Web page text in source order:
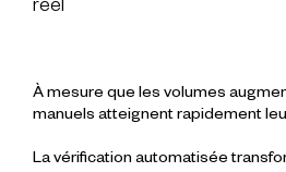
réel
À mesure que les volumes
manuels atteignent rapidement
La vérification automatisée